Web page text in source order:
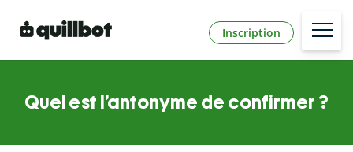
Inscription
Quel est l’antonyme de confirmer ?